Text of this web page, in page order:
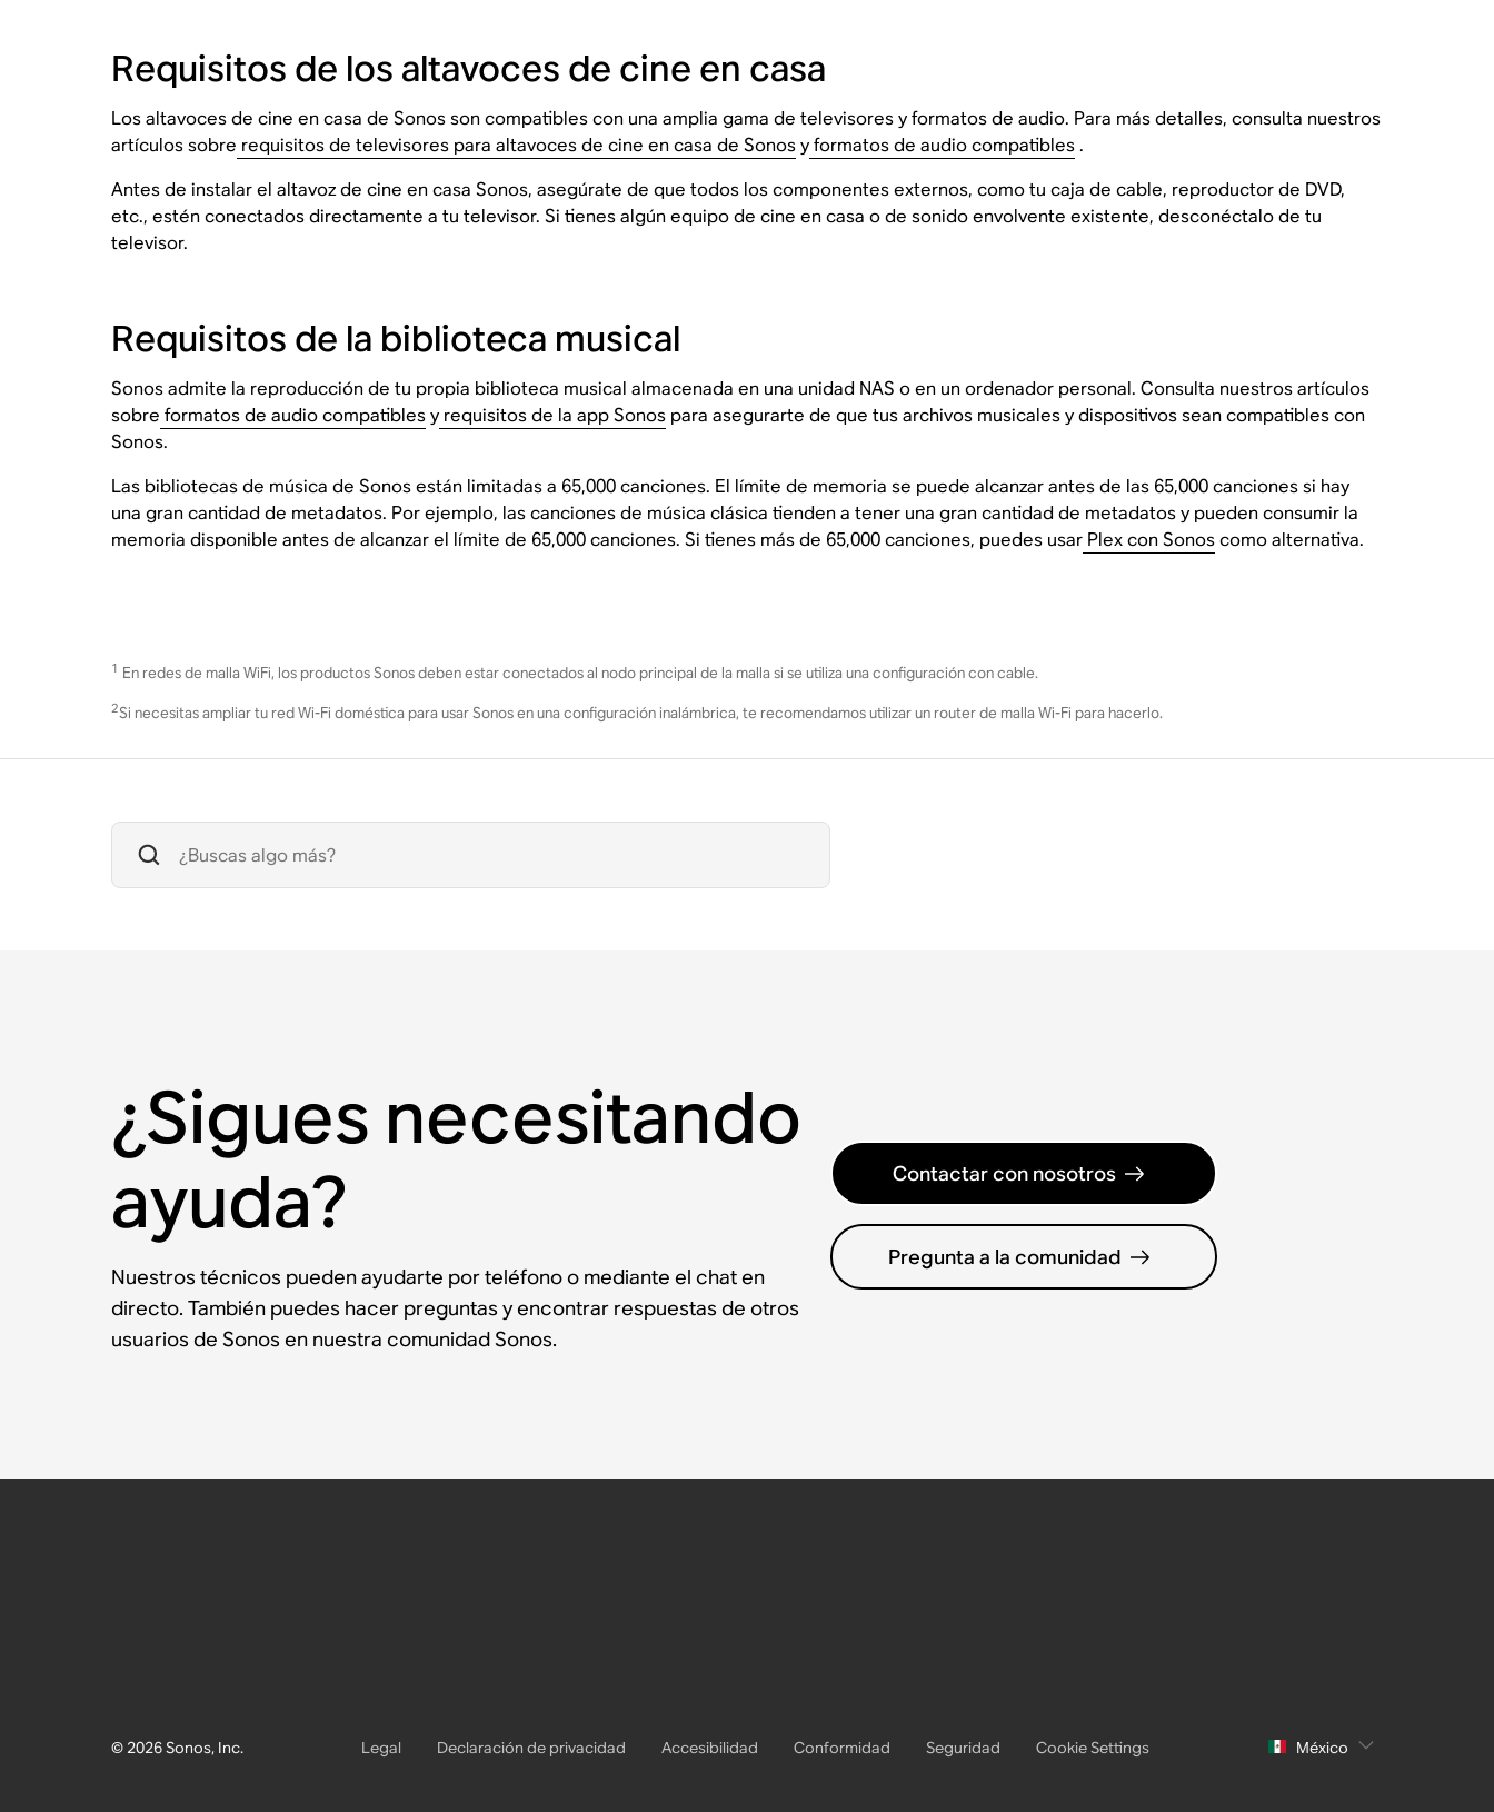
Requisitos de los altavoces de cine en casa
Los altavoces de cine en casa de Sonos son compatibles con una amplia gama de televisores y formatos de audio. Para más detalles, consulta nuestros
artículos sobre requisitos de televisores para altavoces de cine en casa de Sonosyformatos de audio compatibles.
Antes de instalar el altavoz de cine en casa Sonos, asegúrate de que todos los componentes externos, como tu caja de cable, reproductor de DVD,
etc., estén conectados directamente a tu televisor. Si tienes algún equipo de cine en casa o de sonido envolvente existente, desconéctalo de tu
televisor.
Requisitos de la biblioteca musical
Sonos admite la reproducción de tu propia biblioteca musical almacenada en una unidad NAS o en un ordenador personal. Consulta nuestros artículos
sobre formatos de audio compatiblesyrequisitos de la app Sonospara asegurarte de que tus archivos musicales y dispositivos sean compatibles con
Sonos.
Las bibliotecas de música de Sonos están limitadas a 65,000 canciones. El límite de memoria se puede alcanzar antes de las 65,000 canciones si hay
una gran cantidad de metadatos. Por ejemplo, las canciones de música clásica tienden a tener una gran cantidad de metadatos y pueden consumir la
memoria disponible antes de alcanzar el límite de 65,000 canciones. Si tienes más de 65,000 canciones, puedes usarPlex con Sonoscomo alternativa.
1 En redes de malla WiFi, los productos Sonos deben estar conectados al nodo principal de la malla si se utiliza una configuración con cable.
2Si necesitas ampliar tu red Wi-Fi doméstica para usar Sonos en una configuración inalámbrica, te recomendamos utilizar un router de malla Wi-Fi para hacerlo.
¿Sigues necesitando
ayuda?
Nuestros técnicos pueden ayudarte por teléfono o mediante el chat en
directo. También puedes hacer preguntas y encontrar respuestas de otros
usuarios de Sonos en nuestra comunidad Sonos.
Contactar con nosotros
Pregunta a la comunidad
© 2026 Sonos, Inc. Legal Declaración de privacidad Accesibilidad Conformidad Seguridad Cookie Settings México